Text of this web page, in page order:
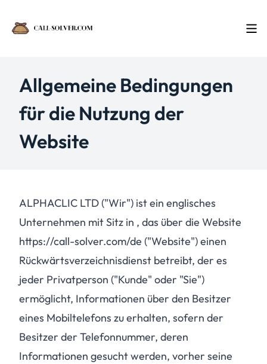
Allgemeine Bedingungen
für die Nutzung der
Website
ALPHACLIC LTD ("Wir") ist ein englisches
Unternehmen mit Sitz in , das über die Website
https://call-solver.com/de ("Website") einen
Rückwärtsverzeichnisdienst betreibt, der es
jeder Privatperson ("Kunde" oder "Sie")
ermöglicht, Informationen über den Besitzer
eines Mobiltelefons zu erhalten, sofern der
Besitzer der Telefonnummer, deren
Informationen gesucht werden, vorher seine